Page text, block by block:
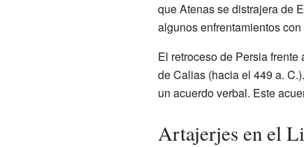
que Atenas se distrajera de
algunos enfrentamientos
El retroceso de Persia
de Calias (hacia el 449 a.
un acuerdo verbal. Este
Artajerjes en el